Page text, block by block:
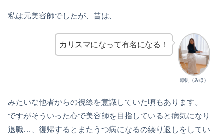
私は元美容師でしたが、昔は、
海帆（みほ）
カリスマになって有名になる！
みたいな他者からの視線を意識していた頃もあります。
ですがそういった心で美容師を目指していると病気になり
退職…、復帰するとまたうつ病になるの繰り返しをしてい